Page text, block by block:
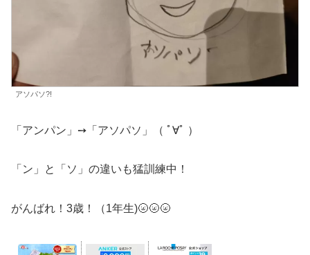
アソパソ?!
「アンパン」➙「アソパソ」（ ﾟ∀ﾟ ）
「ン」と「ソ」の違いも猛訓練中！
がんばれ！3歳！（1年生)🌝🌝🌝